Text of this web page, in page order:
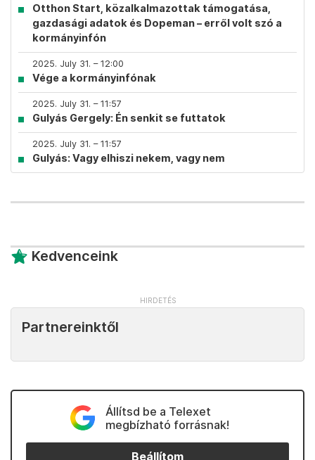
Otthon Start, közalkalmazottak támogatása,
gazdasági adatok és Dopeman – erről volt szó a
kormányinfón
2025. July 31. – 12:00
Vége a kormányinfónak
2025. July 31. – 11:57
Gulyás Gergely: Én senkit se futtatok
2025. July 31. – 11:57
Gulyás: Vagy elhiszi nekem, vagy nem
Kedvenceink
Partnereinktől
Állítsd be a Telexet
megbízható forrásnak!
Beállítom